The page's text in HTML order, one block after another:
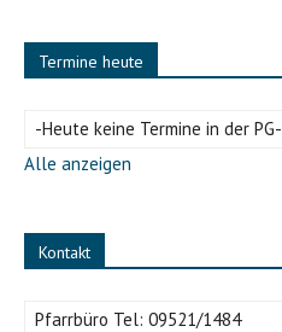
Termine heute
-Heute keine Termine in der PG-
Alle anzeigen
Kontakt
Pfarrbüro Tel: 09521/1484